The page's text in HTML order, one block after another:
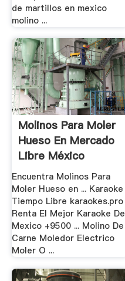
de martillos en mexico
molino ...
Molinos Para Moler
Hueso En Mercado
Libre México
Encuentra Molinos Para
Moler Hueso en ... Karaoke
Tiempo Libre karaokes.pro
Renta El Mejor Karaoke De
Mexico +9500 ... Molino De
Carne Moledor Electrico
Moler O ...